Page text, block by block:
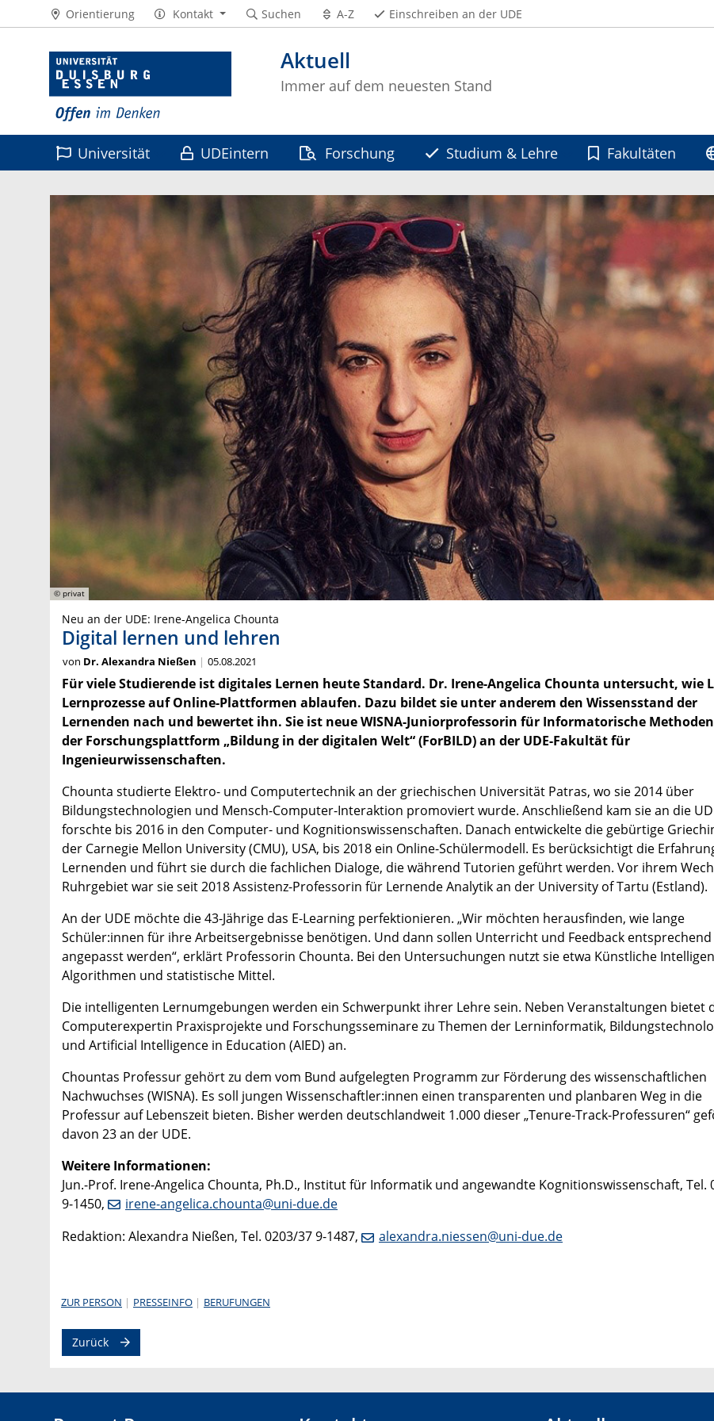
Aktuell
Immer auf dem neuesten Stand
Orientierung Kontakt Suchen A-Z Einschreiben an der UDE
Universität UDEintern Forschung Studium & Lehre Fakultäten
© privat
Neu an der UDE: Irene-Angelica Chounta
Digital lernen und lehren
von Dr. Alexandra Nießen 05.08.2021
Für viele Studierende ist digitales Lernen heute Standard. Dr. Irene-Angelica Chounta untersucht, wie
Lernprozesse auf Online-Plattformen ablaufen. Dazu bildet sie unter anderem den Wissensstand der
Lernenden nach und bewertet ihn. Sie ist neue WISNA-Juniorprofessorin für Informatorische
der Forschungsplattform „Bildung in der digitalen Welt“ (ForBILD) an der UDE-Fakultät für
Ingenieurwissenschaften.
Chounta studierte Elektro- und Computertechnik an der griechischen Universität Patras, wo sie 2014 über
Bildungstechnologien und Mensch-Computer-Interaktion promoviert wurde. Anschließend kam sie an die
forschte bis 2016 in den Computer- und Kognitionswissenschaften. Danach entwickelte die gebürtige
der Carnegie Mellon University (CMU), USA, bis 2018 ein Online-Schülermodell. Es berücksichtigt die
Lernenden und führt sie durch die fachlichen Dialoge, die während Tutorien geführt werden. Vor ihrem
Ruhrgebiet war sie seit 2018 Assistenz-Professorin für Lernende Analytik an der University of Tartu (Estland).
An der UDE möchte die 43-Jährige das E-Learning perfektionieren. „Wir möchten herausfinden, wie lange
Schüler:innen für ihre Arbeitsergebnisse benötigen. Und dann sollen Unterricht und Feedback entsprechend
angepasst werden“, erklärt Professorin Chounta. Bei den Untersuchungen nutzt sie etwa Künstliche
Algorithmen und statistische Mittel.
Die intelligenten Lernumgebungen werden ein Schwerpunkt ihrer Lehre sein. Neben Veranstaltungen bietet
Computerexpertin Praxisprojekte und Forschungsseminare zu Themen der Lerninformatik,
und Artificial Intelligence in Education (AIED) an.
Chountas Professur gehört zu dem vom Bund aufgelegten Programm zur Förderung des wissenschaftlichen
Nachwuchses (WISNA). Es soll jungen Wissenschaftler:innen einen transparenten und planbaren Weg in die
Professur auf Lebenszeit bieten. Bisher werden deutschlandweit 1.000 dieser „Tenure-Track-Professuren“
davon 23 an der UDE.
Weitere Informationen:
Jun.-Prof. Irene-Angelica Chounta, Ph.D., Institut für Informatik und angewandte Kognitionswissenschaft, Tel.
9-1450,
irene-angelica.chounta@uni-due.de
Redaktion: Alexandra Nießen, Tel. 0203/37 9-1487,
alexandra.niessen@uni-due.de
ZUR PERSON PRESSEINFO BERUFUNGEN
Zurück